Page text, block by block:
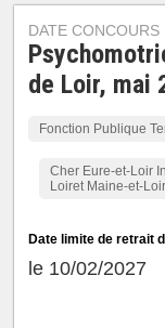
DATE CONCOURS
de Loir, mai
Fonction Publique
Cher Eure-et-Loir
Loiret Maine-et-
Date limite de retrait
le 10/02/2027